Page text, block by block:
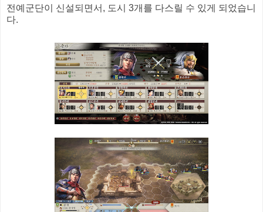
전예군단이 신설되면서, 도시 3개를 다스릴 수 있게 되었습니
다.